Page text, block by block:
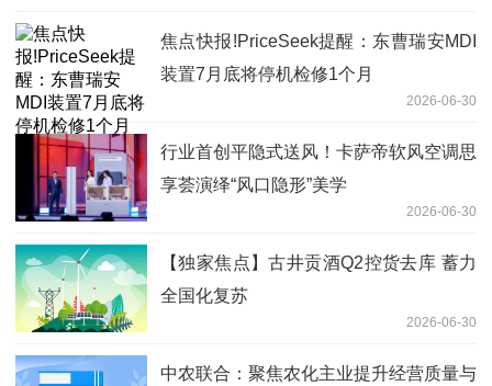
焦点快报!PriceSeek提醒：东曹瑞安MDI
装置7月底将停机检修1个月
2026-06-30
行业首创平隐式送风！卡萨帝软风空调思
享荟演绎“风口隐形”美学
2026-06-30
【独家焦点】古井贡酒Q2控货去库 蓄力
全国化复苏
2026-06-30
中农联合：聚焦农化主业提升经营质量与